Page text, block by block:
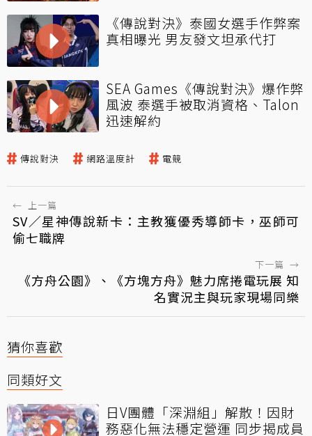
《傳說對決》泰國女選手作弊案
真相曝光 男友發文坦承代打
SEA Games《傳說對決》爆作弊
風波 泰選手被取消資格、Talon
迅速解約
傳說對決 網路溫度計 電競
← 上一篇
SV／星神傳說新卡：主教獲優秀導師卡，巫師可
偷七職牌
下一篇 →
《方舟公園》、《方塊方舟》魅力席捲電玩展 知
名實況主與玩家現場同樂
猜你喜歡
同類好文
日V團體「深淵組」解散！因財
務惡化無法穩定營運 同步揭成員